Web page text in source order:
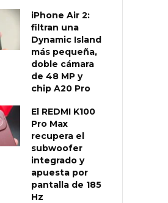
iPhone Air 2:
filtran una
Dynamic Island
más pequeña,
doble cámara
de 48 MP y
chip A20 Pro
El REDMI K100
Pro Max
recupera el
subwoofer
integrado y
apuesta por
pantalla de 185
Hz